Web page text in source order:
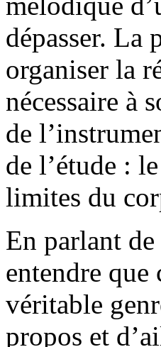
dépasser. La
organiser la
nécessaire à
de
de l’étude :
limites du
En parlant
entendre
véritable
propos et